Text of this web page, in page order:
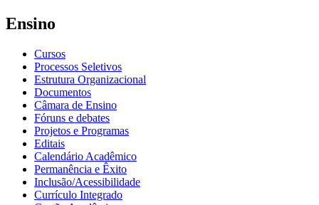
Ensino
Cursos
Processos Seletivos
Estrutura Organizacional
Documentos
Câmara de Ensino
Fóruns e debates
Projetos e Programas
Editais
Calendário Acadêmico
Permanência e Êxito
Inclusão/Acessibilidade
Currículo Integrado